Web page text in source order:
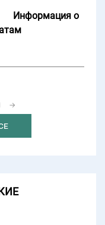
Информация о
→